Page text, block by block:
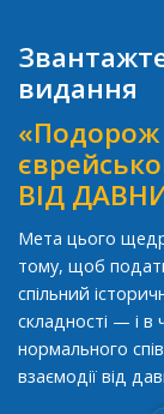
видання
«Подорож
ВІД
Мета цього
тому, щоб
спільний
складності — і в
нормального
взаємодії від